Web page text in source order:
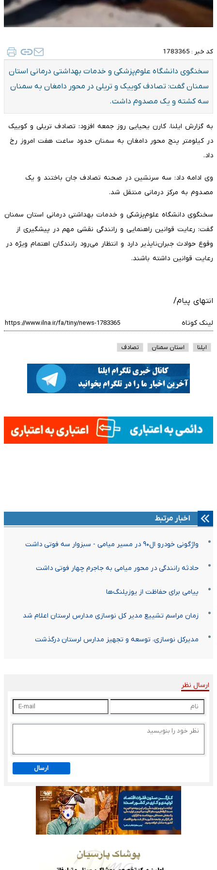
کد خبر : 1783365
سخنگوی دانشگاه علوم‌پزشکی و خدمات بهداشتی درمانی استان
سمنان گفت: تصادف کوییک و تریلی در محور دامغان به سمنان
سه کشته و یک مصدوم داشت.
به گزارش ایلنا، کارن یحیایی روز جمعه افزود: تصادف تریلی و کوییک
در کیلومتر پنج محور دامغان به سمنان حدود ساعت هفت امروز رخ
داد.
وی ادامه داد: سه سرنشین در صحنه تصادف جان باختند و یک
مصدوم به مرکز درمانی منتقل شد.
سخنگوی دانشگاه علوم‌پزشکی و خدمات بهداشتی درمانی استان سمنان
گفت: رعایت قوانین راهنمایی و رانندگی نقشی مهم در پیشگیری از
وقوع حوادث جبران‌ناپذیر دارد و انتظار می‌رود رانندگان اهتمام ویژه در
رعایت قوانین داشته باشند.
انتهای پیام/
لینک کوتاه
ایلنا استان سمنان تصادف
اخبار مرتبط
واژگونی خودرو ال۹۰ در مسیر میامی - سبزوار سه فوتی داشت
حادثه رانندگی در محور میامی به جاجرم چهار فوتی داشت
پیامی برای حفاظت از یوزپلنگ‌ها
زمان مراسم تشییع مدیر کل نوسازی مدارس لرستان اعلام شد
مدیرکل نوسازی، توسعه و تجهیز مدارس لرستان درگذشت
ارسال نظر
ارسال